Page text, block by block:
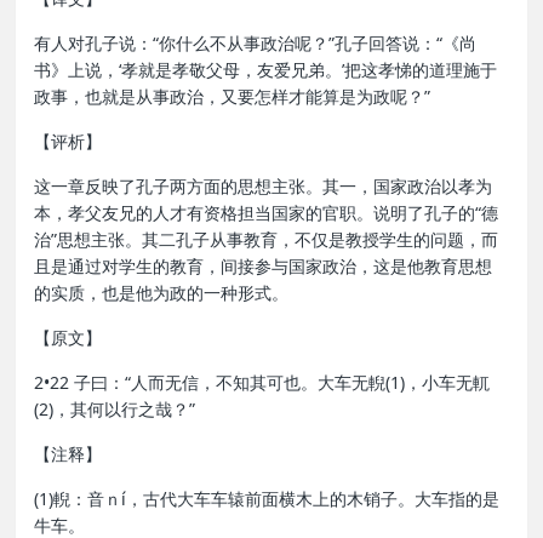
有人对孔子说：“你什么不从事政治呢？”孔子回答说：“《尚
书》上说，‘孝就是孝敬父母，友爱兄弟。’把这孝悌的道理施于
政事，也就是从事政治，又要怎样才能算是为政呢？”
【评析】
这一章反映了孔子两方面的思想主张。其一，国家政治以孝为
本，孝父友兄的人才有资格担当国家的官职。说明了孔子的“德
治”思想主张。其二孔子从事教育，不仅是教授学生的问题，而
且是通过对学生的教育，间接参与国家政治，这是他教育思想
的实质，也是他为政的一种形式。
【原文】
2•22 子曰：“人而无信，不知其可也。大车无輗(1)，小车无軏
(2)，其何以行之哉？”
【注释】
(1)輗：音ｎí，古代大车车辕前面横木上的木销子。大车指的是
牛车。